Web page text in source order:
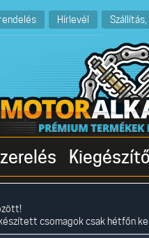
Hírlevél
csomagok csak hétfőn